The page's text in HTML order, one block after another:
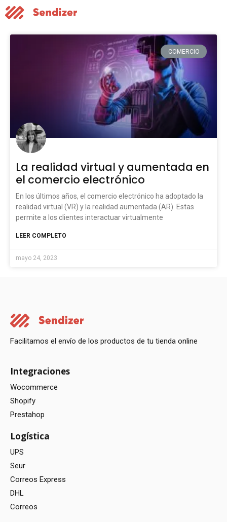
COMERCIO
La realidad virtual y aumentada en
el comercio electrónico
En los últimos años, el comercio electrónico ha adoptado la
realidad virtual (VR) y la realidad aumentada (AR). Estas
permite a los clientes interactuar virtualmente
LEER COMPLETO
mayo 24, 2023
Facilitamos el envío de los productos de tu tienda online
Integraciones
Wocommerce
Shopify
Prestahop
Logística
UPS
Seur
Correos Express
DHL
Correos